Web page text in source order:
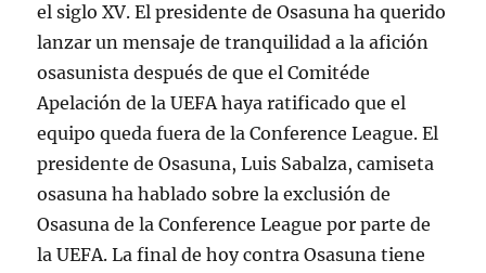
el siglo XV. El presidente de Osasuna ha querido
lanzar un mensaje de tranquilidad a la afición
osasunista después de que el Comitéde
Apelación de la UEFA haya ratificado que el
equipo queda fuera de la Conference League. El
presidente de Osasuna, Luis Sabalza, camiseta
osasuna ha hablado sobre la exclusión de
Osasuna de la Conference League por parte de
la UEFA. La final de hoy contra Osasuna tiene